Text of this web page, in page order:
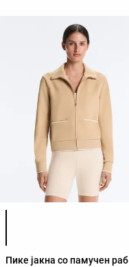
Пике јакна со памучен раб